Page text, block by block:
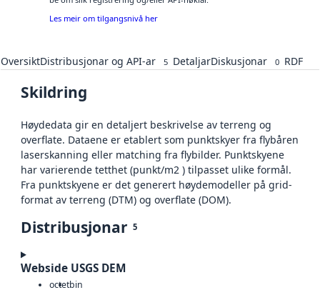
Les meir om tilgangsnivå her
OversiktDistribusjonar og API-ar 5 DetaljarDiskusjonar 0 RDF
Skildring
Høydedata gir en detaljert beskrivelse av terreng og
overflate. Dataene er etablert som punktskyer fra flybåren
laserskanning eller matching fra flybilder. Punktskyene
har varierende tetthet (punkt/m2 ) tilpasset ulike formål.
Fra punktskyene er det generert høydemodeller på grid-
format av terreng (DTM) og overflate (DOM).
Distribusjonar 5
Webside USGS DEM
octetbin